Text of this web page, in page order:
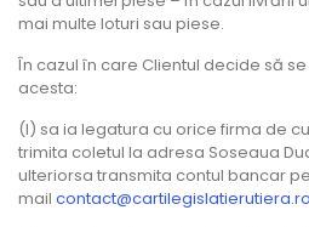
mai multe loturi sau piese.
În cazul în care Clientul decide să
acesta:
(I) sa ia legatura cu orice firma de
trimita coletul la adresa Soseaua
ulteriorsa transmita contul bancar
mail contact@cartilegislatierutiera.ro